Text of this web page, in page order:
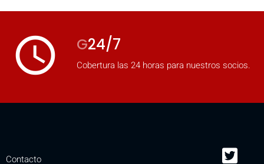
access_time G24/7
Cobertura las 24 horas para nuestros socios.
Contacto